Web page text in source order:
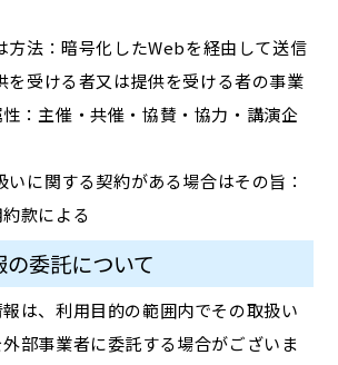
方法：暗号化したWebを経由して送信
を受ける者又は提供を受ける者の事業
：主催・共催・協賛・協力・講演企
に関する契約がある場合はその旨：
款による
の委託について
は、利用目的の範囲内でその取扱い
部事業者に委託する場合がございま